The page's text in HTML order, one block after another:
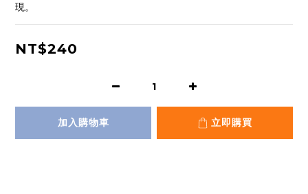
現。
NT$240
加入購物車 立即購買